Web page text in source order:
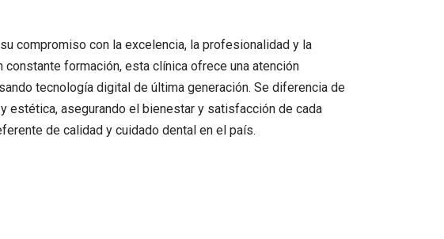
compromiso con la excelencia, la profesionalidad y la
formación, esta clínica ofrece una atención
tecnología digital de última generación. Se diferencia de
estética, asegurando el bienestar y satisfacción de cada
de calidad y cuidado dental en el país.